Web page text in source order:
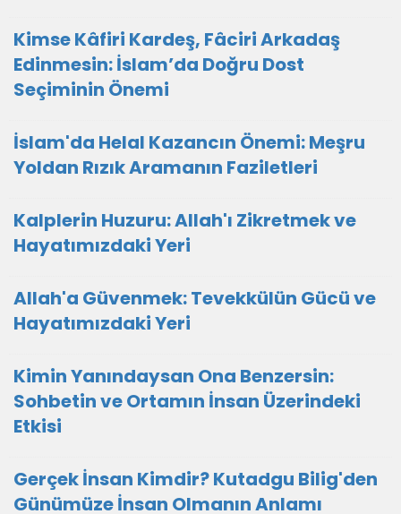
Kimse Kâfiri Kardeş, Fâciri Arkadaş
Edinmesin: İslam’da Doğru Dost
Seçiminin Önemi
İslam'da Helal Kazancın Önemi: Meşru
Yoldan Rızık Aramanın Faziletleri
Kalplerin Huzuru: Allah'ı Zikretmek ve
Hayatımızdaki Yeri
Allah'a Güvenmek: Tevekkülün Gücü ve
Hayatımızdaki Yeri
Kimin Yanındaysan Ona Benzersin:
Sohbetin ve Ortamın İnsan Üzerindeki
Etkisi
Gerçek İnsan Kimdir? Kutadgu Bilig'den
Günümüze İnsan Olmanın Anlamı